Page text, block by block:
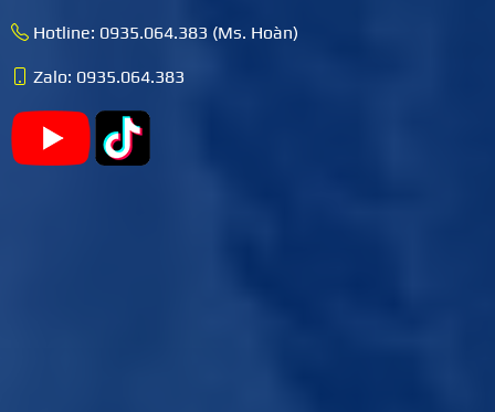
Hotline: 0935.064.383 (Ms. Hoàn)
Zalo: 0935.064.383